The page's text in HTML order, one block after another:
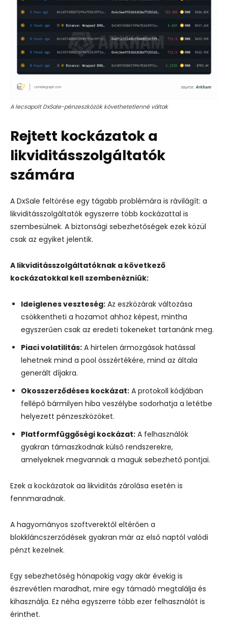
A lecsapolt DxSale-pénzeszközök követhetetlenné váltak
Rejtett kockázatok a
likviditásszolgáltatók
számára
A DxSale feltörése egy tágabb problémára is rávilágít: a
likviditásszolgáltatók egyszerre több kockázattal is
szembesülnek. A biztonsági sebezhetőségek ezek közül
csak az egyiket jelentik.
A likviditásszolgáltatóknak a következő
kockázatokkal kell szembenézniük:
Ideiglenes veszteség: Az eszközárak változása
csökkentheti a hozamot ahhoz képest, mintha
egyszerűen csak az eredeti tokeneket tartanánk meg.
Piaci volatilitás: A hirtelen ármozgások hatással
lehetnek mind a pool összértékére, mind az általa
generált díjakra.
Okosszerződéses kockázat: A protokoll kódjában
fellépő bármilyen hiba veszélybe sodorhatja a letétbe
helyezett pénzeszközöket.
Platformfüggőségi kockázat: A felhasználók
gyakran támaszkodnak külső rendszerekre,
amelyeknek megvannak a maguk sebezhető pontjai.
Ezek a kockázatok aa likviditás zárolása esetén is
fennmaradnak.
A hagyományos szoftverektől eltérően a
blokkláncszerződések gyakran már az első naptól valódi
pénzt kezelnek.
Egy sebezhetőség hónapokig vagy akár évekig is
észrevétlen maradhat, mire egy támadó megtalálja és
kihasználja. Ez néha egyszerre több ezer felhasználót is
érinthet.